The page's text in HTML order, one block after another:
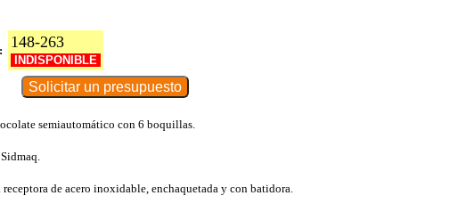
148-263
INDISPONIBLE
semiautomático con 6 boquillas.
receptora de acero inoxidable, enchaquetada y con batidora.